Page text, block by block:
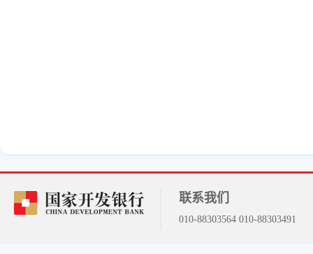
联系我们
010-88303564 010-88303491